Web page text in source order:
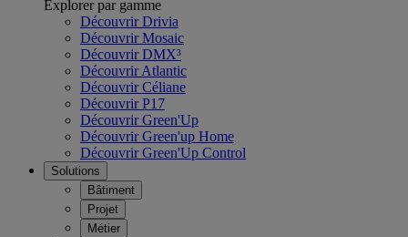
Explorer par gamme
Découvrir Drivia
Découvrir Mosaic
Découvrir DMX³
Découvrir Atlantic
Découvrir Céliane
Découvrir P17
Découvrir Green'Up
Découvrir Green'up Home
Découvrir Green'Up Control
Solutions
Bâtiment
Projet
Métier